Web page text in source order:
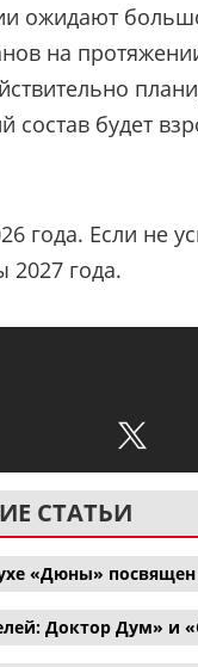
ожидают
на
будет
года. Если не
2027 года.
СТАТЬИ
«Дюны»
Доктор Дум» и